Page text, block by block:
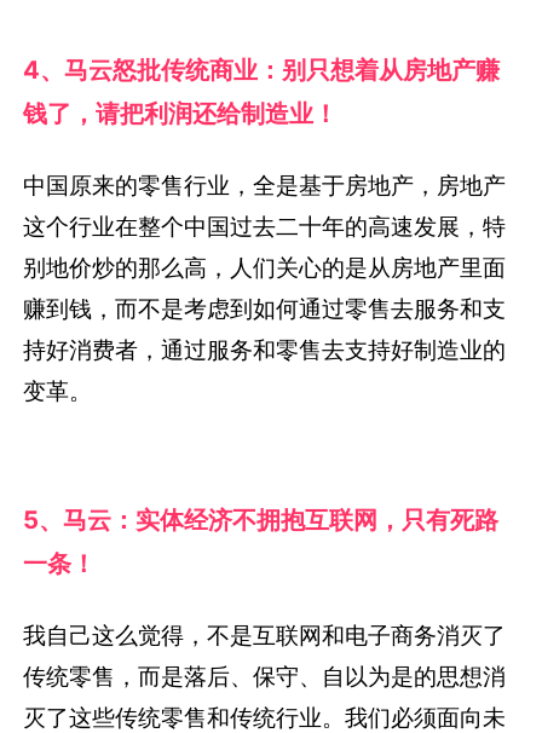
4、马云怒批传统商业：别只想着从房地产赚
钱了，请把利润还给制造业！
中国原来的零售行业，全是基于房地产，房地产
这个行业在整个中国过去二十年的高速发展，特
别地价炒的那么高，人们关心的是从房地产里面
赚到钱，而不是考虑到如何通过零售去服务和支
持好消费者，通过服务和零售去支持好制造业的
变革。
5、马云：实体经济不拥抱互联网，只有死路
一条！
我自己这么觉得，不是互联网和电子商务消灭了
传统零售，而是落后、保守、自以为是的思想消
灭了这些传统零售和传统行业。我们必须面向未